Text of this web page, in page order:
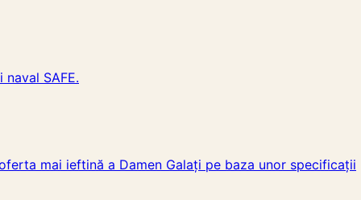
SAFE.
mai ieftină a Damen Galați pe baza unor specificații